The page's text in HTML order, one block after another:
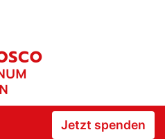
Jetzt spenden